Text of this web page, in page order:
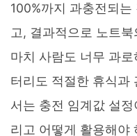
100%까지 과충전되
고, 결과적으로 노트
마치 사람도 너무 과
터리도 적절한 휴식과
서는 충전 임계값 설
리고 어떻게 활용해야